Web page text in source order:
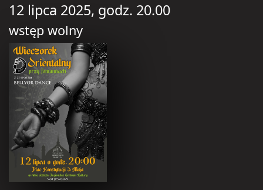
12 lipca 2025, godz. 20.00
wstęp wolny